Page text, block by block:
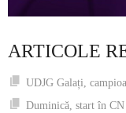
ARTICOLE
UDJG Galați,
Duminică, start în